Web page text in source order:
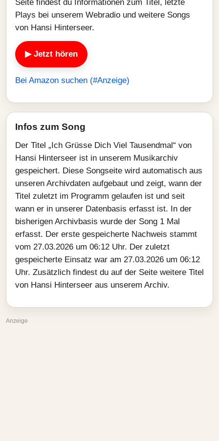
Seite findest du Informationen zum Titel, letzte
Plays bei unserem Webradio und weitere Songs
von Hansi Hinterseer.
▶ Jetzt hören
Bei Amazon suchen (#Anzeige)
Infos zum Song
Der Titel „Ich Grüsse Dich Viel Tausendmal“ von
Hansi Hinterseer ist in unserem Musikarchiv
gespeichert. Diese Songseite wird automatisch aus
unseren Archivdaten aufgebaut und zeigt, wann der
Titel zuletzt im Programm gelaufen ist und seit
wann er in unserer Datenbasis erfasst ist. In der
bisherigen Archivbasis wurde der Song 1 Mal
erfasst. Der erste gespeicherte Nachweis stammt
vom 27.03.2026 um 06:12 Uhr. Der zuletzt
gespeicherte Einsatz war am 27.03.2026 um 06:12
Uhr. Zusätzlich findest du auf der Seite weitere Titel
von Hansi Hinterseer aus unserem Archiv.
Anzeige